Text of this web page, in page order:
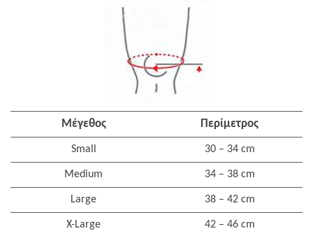
Μέγεθος Περίμετρος
Small 30 – 34 cm
Medium 34 – 38 cm
Large 38 – 42 cm
X-Large 42 – 46 cm